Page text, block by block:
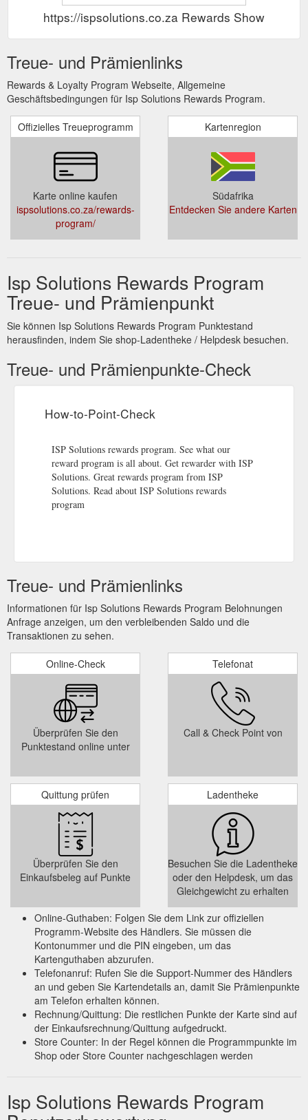
https://ispsolutions.co.za Rewards Show
Treue- und Prämienlinks
Rewards & Loyalty Program Webseite, Allgemeine
Geschäftsbedingungen für Isp Solutions Rewards Program.
Offizielles Treueprogramm
Karte online kaufen
ispsolutions.co.za/rewards-
program/
Kartenregion
Südafrika
Entdecken Sie andere Karten
Isp Solutions Rewards Program
Treue- und Prämienpunkt
Sie können Isp Solutions Rewards Program Punktestand
herausfinden, indem Sie shop-Ladentheke / Helpdesk besuchen.
Treue- und Prämienpunkte-Check
How-to-Point-Check
ISP Solutions rewards program. See what our
reward program is all about. Get rewarder with ISP
Solutions. Great rewards program from ISP
Solutions. Read about ISP Solutions rewards
program
Treue- und Prämienlinks
Informationen für Isp Solutions Rewards Program Belohnungen
Anfrage anzeigen, um den verbleibenden Saldo und die
Transaktionen zu sehen.
Online-Check
Überprüfen Sie den
Punktestand online unter
Telefonat
Call & Check Point von
Quittung prüfen
Überprüfen Sie den
Einkaufsbeleg auf Punkte
Ladentheke
Besuchen Sie die Ladentheke
oder den Helpdesk, um das
Gleichgewicht zu erhalten
Online-Guthaben: Folgen Sie dem Link zur offiziellen
Programm-Website des Händlers. Sie müssen die
Kontonummer und die PIN eingeben, um das
Kartenguthaben abzurufen.
Telefonanruf: Rufen Sie die Support-Nummer des Händlers
an und geben Sie Kartendetails an, damit Sie Prämienpunkte
am Telefon erhalten können.
Rechnung/Quittung: Die restlichen Punkte der Karte sind auf
der Einkaufsrechnung/Quittung aufgedruckt.
Store Counter: In der Regel können die Programmpunkte im
Shop oder Store Counter nachgeschlagen werden
Isp Solutions Rewards Program